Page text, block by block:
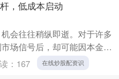
，低成本启动
会往往稍纵即逝。对于许多
场信号后，却可能因本金有
”兴叹。此时，**配资**作
： 167 在线炒股配资识